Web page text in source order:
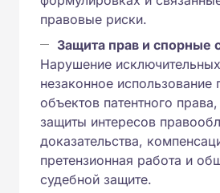
правовые риски.
Защита прав и спорные
Нарушение
незаконное использование
объектов патентного
защиты интересов
доказательства,
претензионная работа и
судебной защите.